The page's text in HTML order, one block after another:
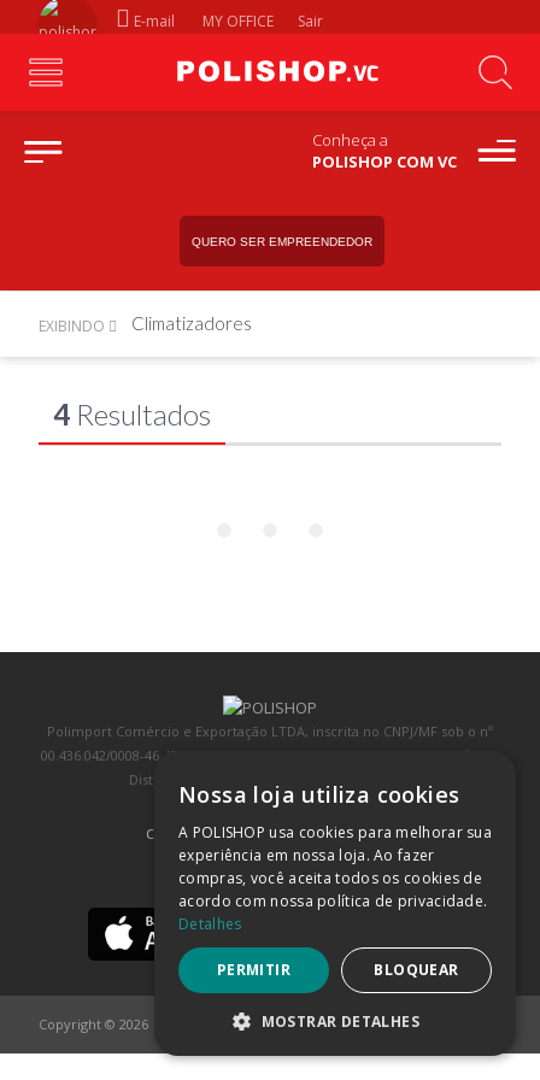
E-mail MY OFFICE Sair
Conheça a
POLISHOP COM VC
QUERO SER EMPREENDEDOR
EXIBINDO Climatizadores
4 Resultados
Polimport Comércio e Exportação LTDA, inscrita no CNPJ/MF sob o nº
00.436.042/0008-46, IE 407.458.707.103, com sede na Rua Kanebo, nº 175,
Distrito Industrial, Jundiaí/SP, CEP: 13213-090
COMPRA 100% SEGURA (SAIBA MAIS)
BAIXE NOSSO APP
Copyright © 2026
Nossa loja utiliza cookies
A POLISHOP usa cookies para melhorar sua
experiência em nossa loja. Ao fazer
compras, você aceita todos os cookies de
acordo com nossa política de privacidade.
Detalhes
PERMITIR BLOQUEAR
MOSTRAR DETALHES
ESTRITAMENTE NECESSÁRIOS